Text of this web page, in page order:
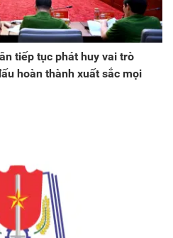
tiếp tục phát huy vai trò
hoàn thành xuất sắc mọi